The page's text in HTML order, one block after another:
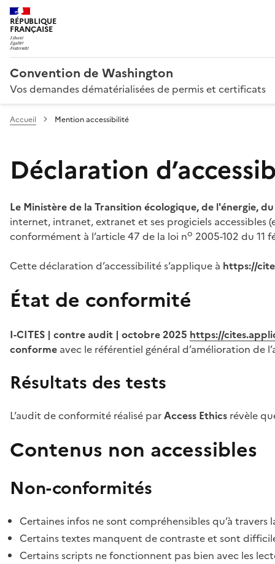
RÉPUBLIQUE
FRANÇAISE
Convention de Washington
Vos demandes dématérialisées de permis et certificats
Accueil Mention accessibilité
Déclaration
Le Ministère de la Transition écologique, de l'énergie,
internet, intranet, extranet et ses progiciels
conformément à l’article 47 de la loi no 2005-102 du 11
Cette déclaration d’accessibilité s’applique à https://
État de conformité
I-CITES | contre audit | octobre 2025 https://
conforme avec le référentiel général d’amélioration de
Résultats des tests
L’audit de conformité réalisé parAccess Ethics révèle
Contenus non accessibles
Non-conformités
Certaines infos ne sont compréhensibles qu’à travers
Certains textes manquent de contraste et sont
Certains scripts ne fonctionnent pas bien avec les